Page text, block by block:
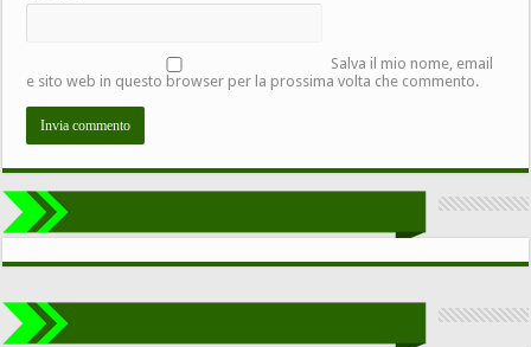
Salva il mio nome, email
e sito web in questo browser per la prossima volta che commento.